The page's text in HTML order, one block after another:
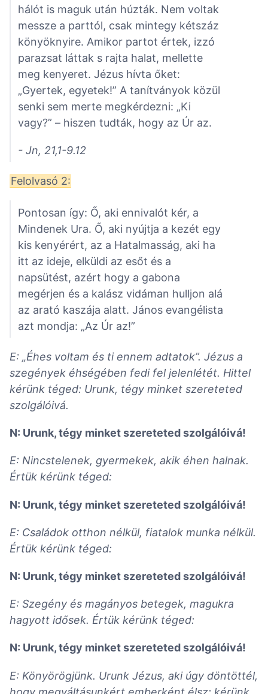
hálót is maguk után húzták. Nem voltak
messze a parttól, csak mintegy kétszáz
könyöknyire. Amikor partot értek, izzó
parazsat láttak s rajta halat, mellette
meg kenyeret. Jézus hívta őket:
„Gyertek, egyetek!” A tanítványok közül
senki sem merte megkérdezni: „Ki
vagy?” – hiszen tudták, hogy az Úr az.
- Jn, 21,1-9.12
Felolvasó 2:
Pontosan így: Ő, aki ennivalót kér, a
Mindenek Ura. Ő, aki nyújtja a kezét egy
kis kenyérért, az a Hatalmasság, aki ha
itt az ideje, elküldi az esőt és a
napsütést, azért hogy a gabona
megérjen és a kalász vidáman hulljon alá
az arató kaszája alatt. János evangélista
azt mondja: „Az Úr az!”
E: „Éhes voltam és ti ennem adtatok”. Jézus a
szegények éhségében fedi fel jelenlétét. Hittel
kérünk téged: Urunk, tégy minket szereteted
szolgálóivá.
N: Urunk, tégy minket szereteted szolgálóivá!
E: Nincstelenek, gyermekek, akik éhen halnak.
Értük kérünk téged:
N: Urunk, tégy minket szereteted szolgálóivá!
E: Családok otthon nélkül, fiatalok munka nélkül.
Értük kérünk téged:
N: Urunk, tégy minket szereteted szolgálóivá!
E: Szegény és magányos betegek, magukra
hagyott idősek. Értük kérünk téged:
N: Urunk, tégy minket szereteted szolgálóivá!
E: Könyörögjünk. Urunk Jézus, aki úgy döntöttél,